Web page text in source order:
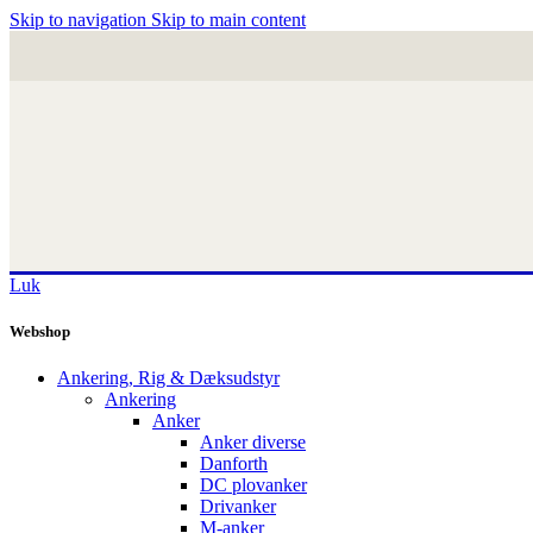
Skip to navigation Skip to main content
Luk
Webshop
Ankering, Rig & Dæksudstyr
Ankering
Anker
Anker diverse
Danforth
DC plovanker
Drivanker
M-anker